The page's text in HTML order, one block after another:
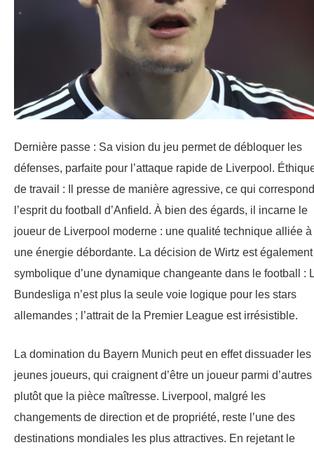
Dernière passe : Sa vision du jeu permet de débloquer les
défenses, parfaite pour l’attaque rapide de Liverpool.
de travail : Il presse de manière agressive, ce qui
l’esprit du football d’Anfield. À bien des égards, il incarne le
joueur de Liverpool moderne : une qualité technique alliée à
une énergie débordante. La décision de Wirtz est également
symbolique d’une dynamique changeante dans le football :
Bundesliga n’est plus la seule voie logique pour les stars
allemandes ; l’attrait de la Premier League est irrésistible.
La domination du Bayern Munich peut en effet dissuader les
jeunes joueurs, qui craignent d’être un joueur parmi d’autres
plutôt que la pièce maîtresse. Liverpool, malgré les
changements de direction et de propriété, reste l’une des
destinations mondiales les plus attractives. En rejetant le